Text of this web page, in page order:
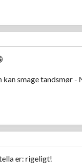
kan smage tandsmør
er: rigeligt!